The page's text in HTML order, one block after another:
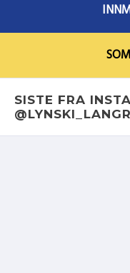
SISTE FRA